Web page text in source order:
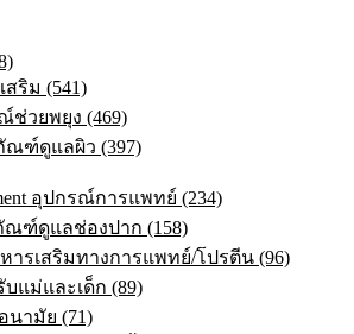
ริม (541)
ช่วยพยุง (469)
ณฑ์ดูแลผิว (397)
อุปกรณ์การแพทย์ (234)
ณฑ์ดูแลช่องปาก (158)
หารเสริมทางการแพทย์/โปรตีน (96)
แม่และเด็ก (89)
นามัย (71)